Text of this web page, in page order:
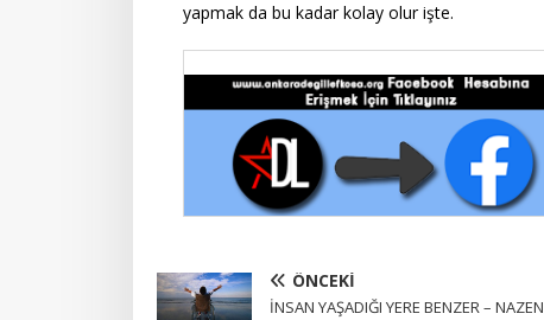
yapmak da bu kadar kolay olur işte.
ÖNCEKI
İNSAN YAŞADIĞI YERE BENZER – NAZEN